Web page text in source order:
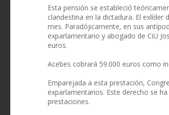
Esta pensión se estableció
clandestina en la dictadura. El exlíder
mes. Paradójicamente, en sus
exparlamentario y abogado de CiU
euros.
Acebes cobrará 59.000 euros como
Emparejada a esta prestación,
exparlamentarios. Este derecho se
prestaciones.